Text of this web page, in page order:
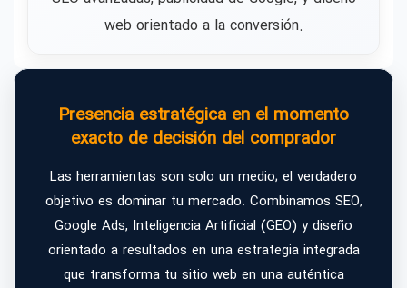
web orientado a la conversión.
Presencia estratégica en el momento
exacto de decisión del comprador
Las herramientas son solo un medio; el verdadero
objetivo es dominar tu mercado. Combinamos SEO,
Google Ads, Inteligencia Artificial (GEO) y diseño
orientado a resultados en una estrategia integrada
que transforma tu sitio web en una auténtica